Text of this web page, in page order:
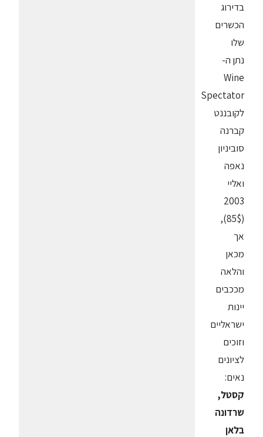
בדירוג
הכשרים
שלו
נתן ה-
Wine
Spectator
לקובננט
קברנה
סוביניון
נאפה
ואליי
2003
(85$),
אך
מכאן
והלאה
מככבים
יינות
ישראליים
וזוכים
לציונים
נאים:
קסטל,
שרדונה
בלאן